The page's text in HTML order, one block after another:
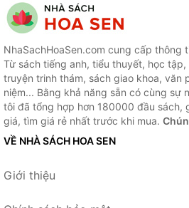
NhaSachHoaSen.com cung cấp thông
Từ sách tiếng anh, tiểu thuyết, học
truyện trinh thám, sách giao khoa, văn
niệm... Bằng khả năng sẵn có cùng sự
tôi đã tổng hợp hơn 180000 đầu sách,
giá, tìm giá rẻ nhất trước khi mua.
VỀ NHÀ SÁCH HOA SEN
Giới thiệu